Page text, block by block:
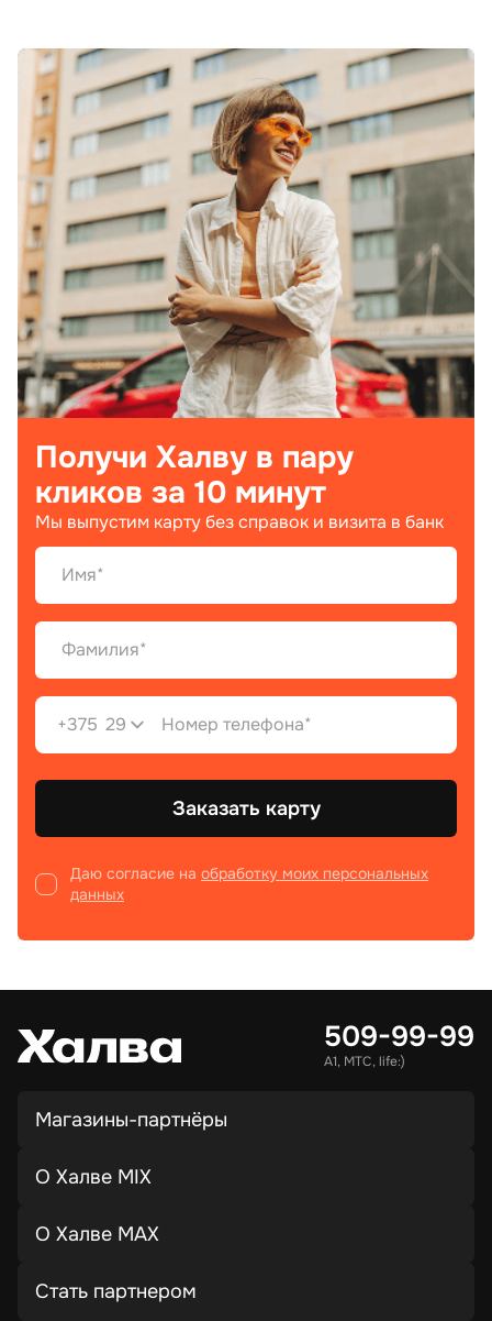
Получи Халву в пару
кликов за 10 минут
Мы выпустим карту без справок и визита в банк
+375 29
Заказать карту
Даю согласие на обработку моих персональных
данных
509-99-99
А1, МТС, life:)
Магазины-партнёры
О Халве MIX
О Халве MAX
Стать партнером